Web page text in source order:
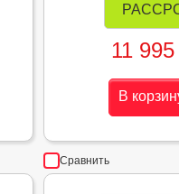
11
В
Сравнить